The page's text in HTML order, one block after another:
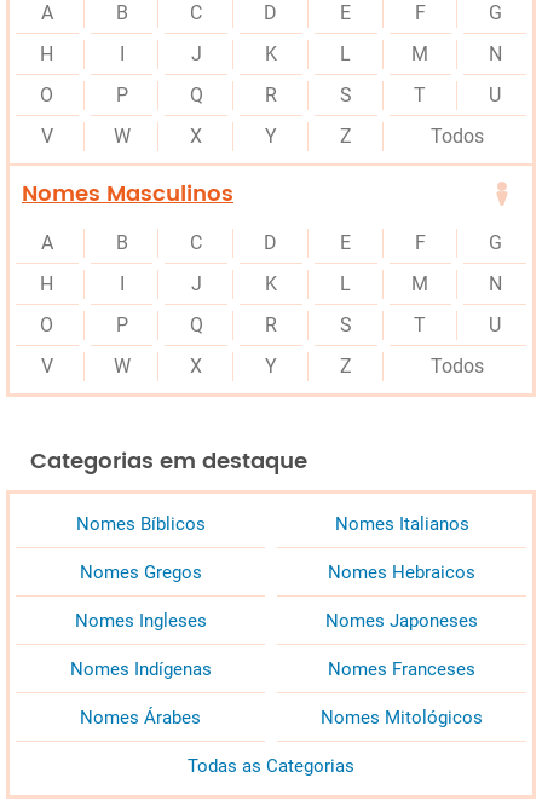
A B C D E F
G
H
J K L M
N
O
P Q R S T
U
V
W X Y Z Todos
Nomes Masculinos
A B C D E F
G
H
J K L M
N
O
P Q R S T
U
V
W X Y Z Todos
Categorias em destaque
Nomes Bíblicos Nomes Italianos
Nomes Gregos Nomes Hebraicos
Nomes Ingleses Nomes Japoneses
Nomes Indígenas Nomes Franceses
Nomes Árabes Nomes Mitológicos
Todas as Categorias